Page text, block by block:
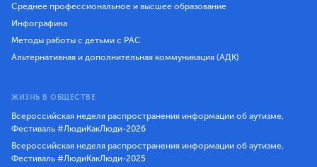
Среднее профессиональное и высшее образование
Инфографика
Методы работы с детьми с РАС
Альтернативная и дополнительная коммуникация (АДК)
ЖИЗНЬ В ОБЩЕСТВЕ
Всероссийская неделя распространения информации об аутизме,
Фестиваль #ЛюдиКакЛюди-2026
Всероссийская неделя распространения информации об аутизме,
Фестиваль #ЛюдиКакЛюди-2025